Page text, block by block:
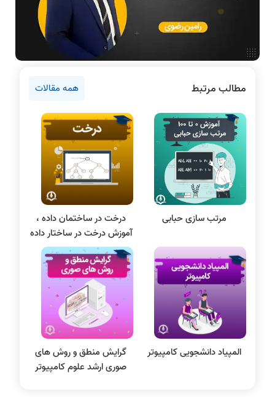
اخبار آزمون ها
دروس مهندسی کامپیوتر
پایتون
سی شارپ
علم داده
مقاله نویسی
بلاکچین
پایگاه داده
سیستم عامل
نظریه زبانها
سیگنال و سیستمها
مطالب مرتبط همه مقالات
مرتب سازی حبابی
درخت در ساختمان داده ،
آموزش درخت در ساختار داده
المپیاد دانشجویی کامپیوتر
گرایش منطق و روش های
صوری ارشد علوم کامپیوتر